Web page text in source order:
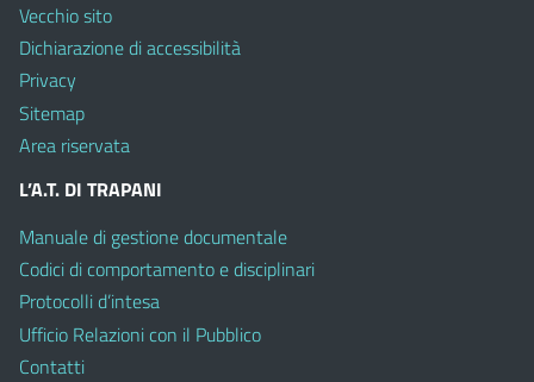
Vecchio sito
Dichiarazione di accessibilità
Privacy
Sitemap
Area riservata
L’A.T. DI TRAPANI
Manuale di gestione documentale
Codici di comportamento e disciplinari
Protocolli d’intesa
Ufficio Relazioni con il Pubblico
Contatti